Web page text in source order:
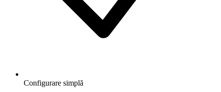
Configurare simplă